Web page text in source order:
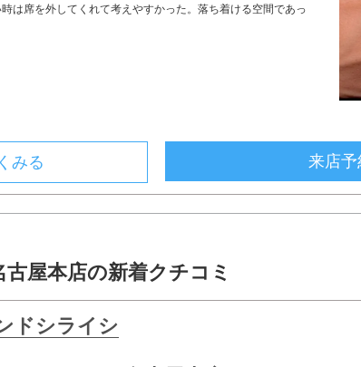
は席を外してくれて考えやすかった。落ち着ける空間であっ
みる 来店
屋本店の新着クチコミ
ドシライシ